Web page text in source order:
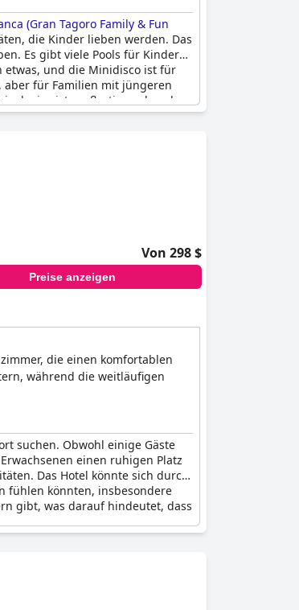
(Gran Tagoro Family & Fun
die Kinder lieben werden. Das
Es gibt viele Pools für Kinder
und die Minidisco ist für
für Familien mit jüngeren
ist großartig und auch
der fantastische Kinderclub
Das Hotel ist definitiv nicht
perfekte Wahl. Insgesamt ist
die einen unterhaltsamen
Von 298 $
Preise anzeigen
die einen komfortablen
während die weitläufigen
suchen. Obwohl einige Gäste
einen ruhigen Platz
Das Hotel könnte sich durch
fühlen könnten, insbesondere
gibt, was darauf hindeutet, dass